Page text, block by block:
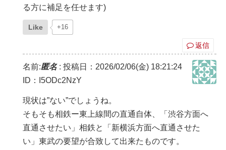
る方に補足を任せます)
Like +16
返信
名前:匿名: 投稿日：2026/02/06(金) 18:21:24
ID：I5ODc2NzY
現状は”ない”でしょうね。
そもそも相鉄ー東上線間の直通自体、「渋谷方面へ
直通させたい」相鉄と「新横浜方面へ直通させた
い」東武の要望が合致して出来たものです。